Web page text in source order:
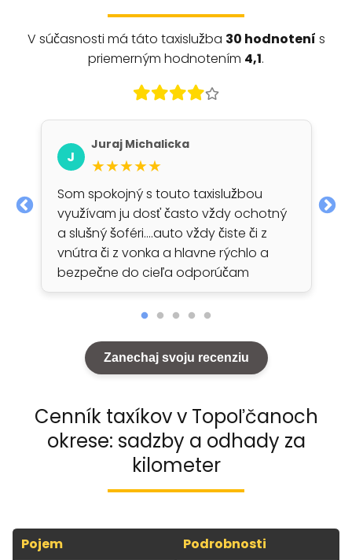
V súčasnosti má táto taxislužba 30 hodnotení s
priemerným hodnotením 4,1.
J
Juraj Michalicka
★★★★★
Som spokojný s touto taxislužbou
využívam ju dosť často vždy ochotný
a slušný šoféri....auto vždy čiste či z
vnútra či z vonka a hlavne rýchlo a
bezpečne do cieľa odporúčam
Zanechaj svoju recenziu
Cenník taxíkov v Topoľčanoch
okrese: sadzby a odhady za
kilometer
Pojem Podrobnosti